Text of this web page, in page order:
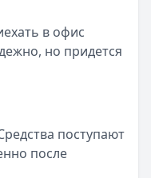
в офис
но придется
поступают
после